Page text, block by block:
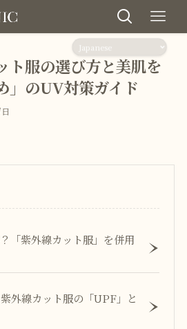
ト服の選び方と美肌を
」のUV対策ガイド
「紫外線カット服」を併用
外線カット服の「UPF」と